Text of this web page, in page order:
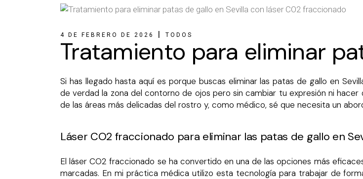
4 DE FEBRERO DE 2026 TODOS
Tratamiento para eliminar
Si has llegado hasta aquí es porque buscas eliminar las patas de gallo en
de verdad la zona del contorno de ojos pero sin cambiar tu expresión ni
de las áreas más delicadas del rostro y, como médico, sé que necesita un
Láser CO2 fraccionado para eliminar las patas de gallo en
El láser CO2 fraccionado se ha convertido en una de las opciones más
marcadas. En mi práctica médica utilizo esta tecnología para trabajar de